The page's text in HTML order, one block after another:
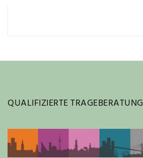
QUALIFIZIERTE TRAGEBERATUNG